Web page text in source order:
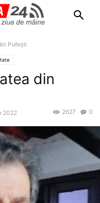
Pufești
din
2022 0
2627